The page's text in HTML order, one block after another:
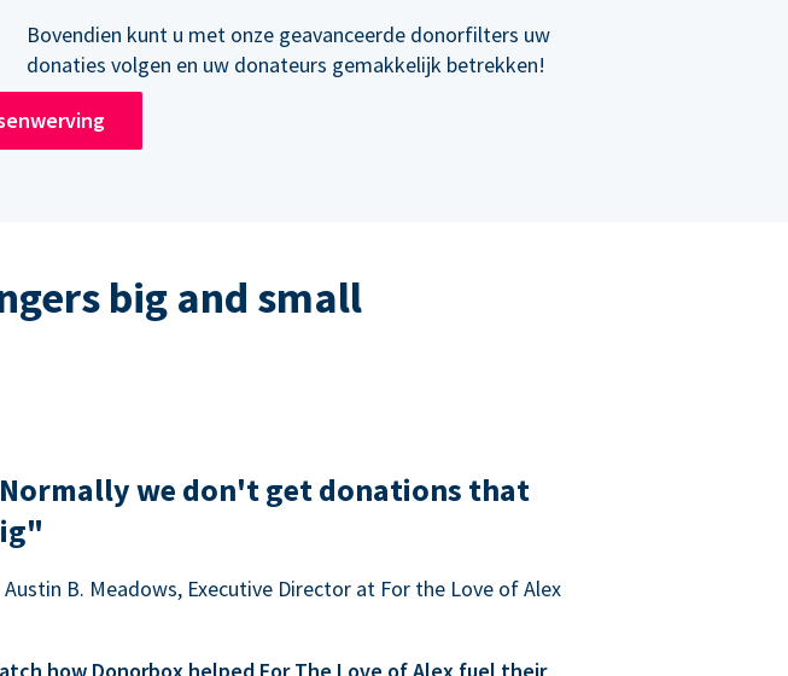
Bovendien kunt u met onze geavanceerde donorfilters uw
donaties volgen en uw donateurs gemakkelijk betrekken!
big and small
we don't get donations that
B. Meadows, Executive Director at For the Love of Alex
how Donorbox helped For The Love of Alex fuel their